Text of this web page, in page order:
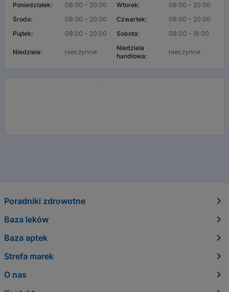
Poniedziałek: 08:00 - 20:00 Wtorek: 08:00 - 20:00
Środa: 08:00 - 20:00 Czwartek: 08:00 - 20:00
Piątek: 08:00 - 20:00 Sobota: 08:00 - 16:00
Niedziela: nieczynne
Niedziela
handlowa:
nieczynne
Poradniki zdrowotne
Baza leków
Baza aptek
Strefa marek
O nas